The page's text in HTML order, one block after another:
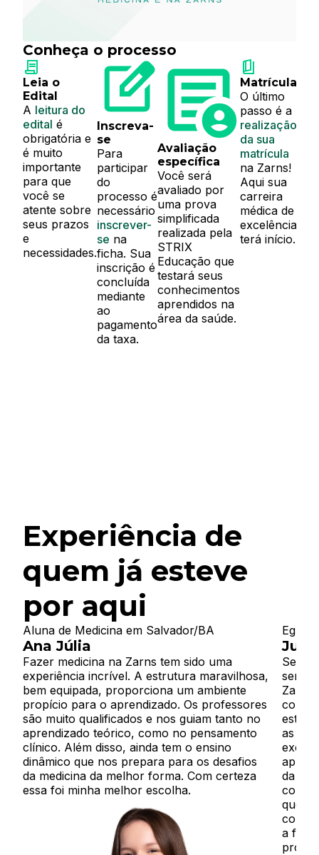
Conheça o processo
Leia o
Edital
A leitura do
edital é
obrigatória e
é muito
importante
para que
você se
atente sobre
seus prazos
e
necessidades.
Inscreva-
se
Para
participar
do
processo é
necessário
inscrever-
se na
ficha. Sua
inscrição é
concluída
mediante
ao
pagamento
da taxa.
Avaliação
específica
Você será
avaliado por
uma prova
simplificada
realizada pela
STRIX
Educação que
testará seus
conhecimentos
aprendidos na
área da saúde.
Matrícula
O último
passo é a
realização
da sua
matrícula
na Zarns!
Aqui sua
carreira
médica de
excelência
terá início.
Experiência de
quem já esteve
por aqui
Aluna de Medicina em Salvador/BA
Ana Júlia
Fazer medicina na Zarns tem sido uma
experiência incrível. A estrutura maravilhosa,
bem equipada, proporciona um ambiente
propício para o aprendizado. Os professores
são muito qualificados e nos guiam tanto no
aprendizado teórico, como no pensamento
clínico. Além disso, ainda tem o ensino
dinâmico que nos prepara para os desafios
da medicina da melhor forma. Com certeza
essa foi minha melhor escolha.
Ser
Zarns
as
da
corpo
que
a